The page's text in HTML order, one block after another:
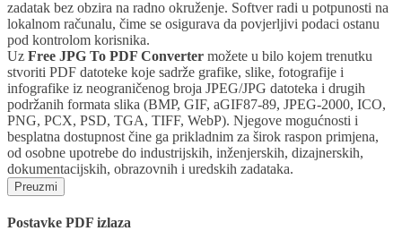
zadatak bez obzira na radno okruženje. Softver radi u potpunosti na
lokalnom računalu, čime se osigurava da povjerljivi podaci ostanu
pod kontrolom korisnika.
Uz Free JPG To PDF Converter možete u bilo kojem trenutku
stvoriti PDF datoteke koje sadrže grafike, slike, fotografije i
infografike iz neograničenog broja JPEG/JPG datoteka i drugih
podržanih formata slika (BMP, GIF, aGIF87-89, JPEG-2000, ICO,
PNG, PCX, PSD, TGA, TIFF, WebP). Njegove mogućnosti i
besplatna dostupnost čine ga prikladnim za širok raspon primjena,
od osobne upotrebe do industrijskih, inženjerskih, dizajnerskih,
dokumentacijskih, obrazovnih i uredskih zadataka.
Preuzmi
Postavke PDF izlaza